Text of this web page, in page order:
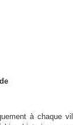
à chaque